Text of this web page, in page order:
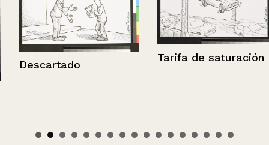
Descartado
Tarifa de saturación